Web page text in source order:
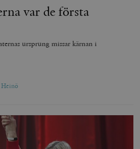
var de första
ursprung missar kärnan i
Heinö